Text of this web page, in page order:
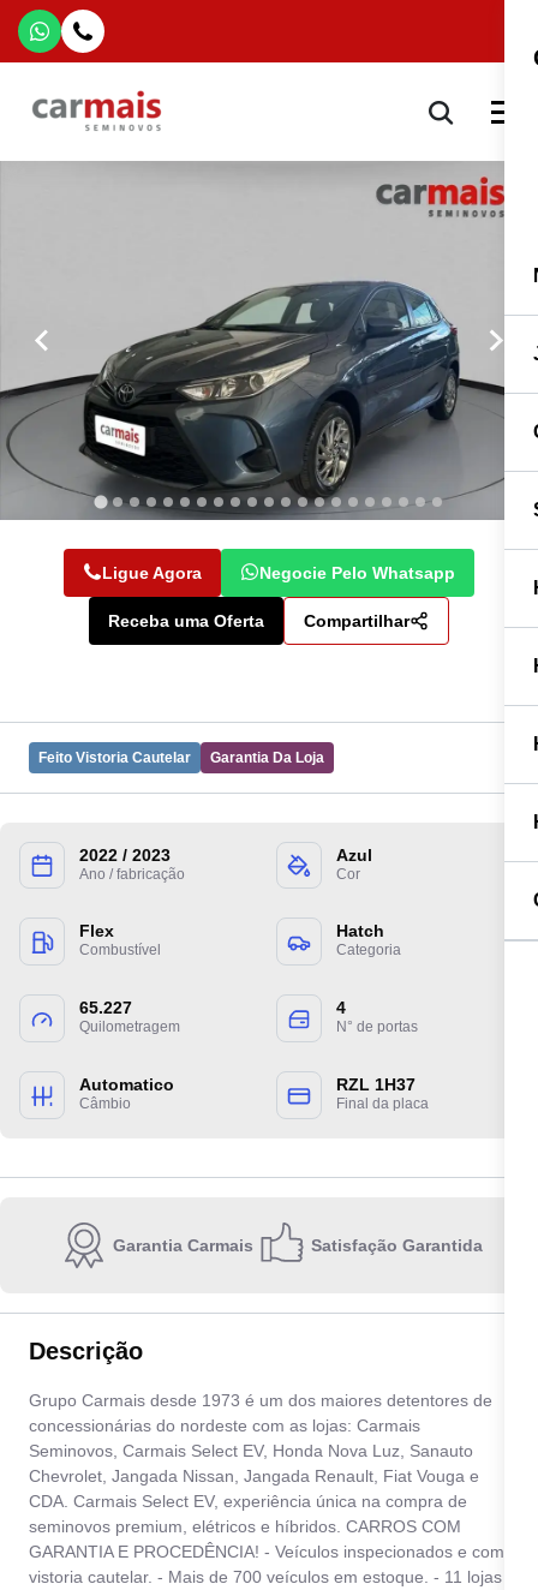
Feito Vistoria Cautelar Garantia Da Loja
2022 / 2023
Ano / fabricação
Azul
Cor
Flex
Combustível
Hatch
Categoria
65.227
Quilometragem
4
N° de portas
Automatico
Câmbio
RZL 1H37
Final da placa
Garantia Carmais Satisfação Garantida
Descrição
Grupo Carmais desde 1973 é um dos maiores detentores de
concessionárias do nordeste com as lojas: Carmais
Seminovos, Carmais Select EV, Honda Nova Luz, Sanauto
Chevrolet, Jangada Nissan, Jangada Renault, Fiat Vouga e
CDA. Carmais Select EV, experiência única na compra de
seminovos premium, elétricos e híbridos. CARROS COM
GARANTIA E PROCEDÊNCIA! - Veículos inspecionados e com
vistoria cautelar. - Mais de 700 veículos em estoque. - 11 lojas
Ligue Agora Negocie Pelo Whatsapp
Receba uma Oferta Compartilhar
Preencha suas informações para entrarmos
em contato.
Escolha a unidade:
Ao informar meus dados, eu concordo com aPolítica de privacidade
Enviar